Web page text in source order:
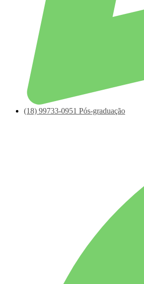
(18) 99733-0951 Pós-graduação